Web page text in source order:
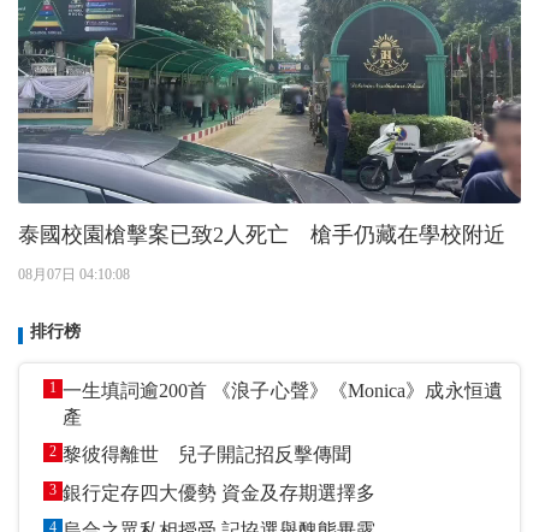
泰國校園槍擊案已致2人死亡 槍手仍藏在學校附近
08月07日 04:10:08
排行榜
1 一生填詞逾200首 《浪子心聲》《Monica》成永恒遺
產
2 黎彼得離世 兒子開記招反擊傳聞
3 銀行定存四大優勢 資金及存期選擇多
4